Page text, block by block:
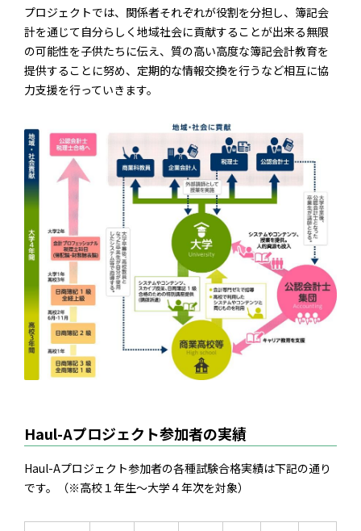
プロジェクトでは、関係者それぞれが役割を分担し、簿記会
計を通じて自分らしく地域社会に貢献することが出来る無限
の可能性を子供たちに伝え、質の高い高度な簿記会計教育を
提供することに努め、定期的な情報交換を行うなど相互に協
力支援を行っていきます。
Haul-Aプロジェクト参加者の実績
Haul-Aプロジェクト参加者の各種試験合格実績は下記の通り
です。（※高校１年生～大学４年次を対象）